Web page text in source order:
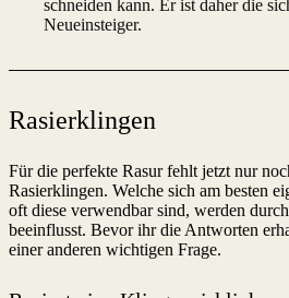
schneiden kann. Er ist daher die
Neueinsteiger.
Rasierklingen
Für die perfekte Rasur fehlt jetzt nur
Rasierklingen. Welche sich am besten
oft diese verwendbar sind, werden
beeinflusst. Bevor ihr die Antworten
einer anderen wichtigen Frage.